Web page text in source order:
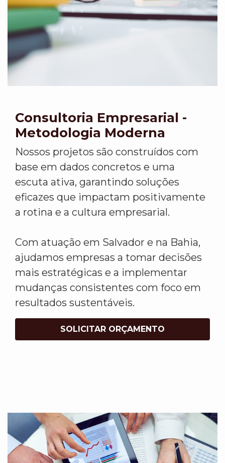
Consultoria Empresarial -
Metodologia Moderna
Nossos projetos são construídos com
base em dados concretos e uma
escuta ativa, garantindo soluções
eficazes que impactam positivamente
a rotina e a cultura empresarial.
Com atuação em Salvador e na Bahia,
ajudamos empresas a tomar decisões
mais estratégicas e a implementar
mudanças consistentes com foco em
resultados sustentáveis.
SOLICITAR ORÇAMENTO